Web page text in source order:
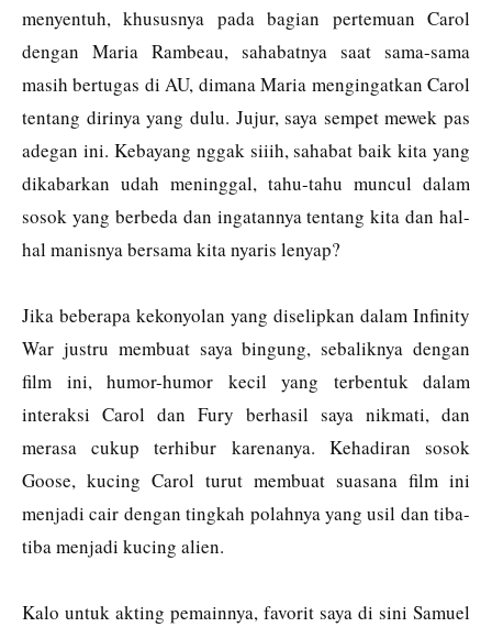
menyentuh, khususnya pada bagian pertemuan Carol
dengan Maria Rambeau, sahabatnya saat sama-sama
masih bertugas di AU, dimana Maria mengingatkan Carol
tentang dirinya yang dulu. Jujur, saya sempet mewek pas
adegan ini. Kebayang nggak siiih, sahabat baik kita yang
dikabarkan udah meninggal, tahu-tahu muncul dalam
sosok yang berbeda dan ingatannya tentang kita dan hal-
hal manisnya bersama kita nyaris lenyap?
Jika beberapa kekonyolan yang diselipkan dalam Infinity
War justru membuat saya bingung, sebaliknya dengan
film ini, humor-humor kecil yang terbentuk dalam
interaksi Carol dan Fury berhasil saya nikmati, dan
merasa cukup terhibur karenanya. Kehadiran sosok
Goose, kucing Carol turut membuat suasana film ini
menjadi cair dengan tingkah polahnya yang usil dan tiba-
tiba menjadi kucing alien.
Kalo untuk akting pemainnya, favorit saya di sini Samuel